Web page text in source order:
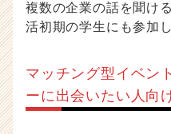
複数の企業の話を聞け
活初期の学生にも参加
マッチング型イベン
ーに出会いたい人向